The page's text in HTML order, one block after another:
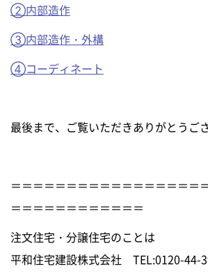
②内部造作
③内部造作・外構
④コーディネート
最後まで、ご覧いただきありがとうご
＝＝＝＝＝＝＝＝＝＝＝＝＝＝＝＝＝
＝＝＝＝＝＝＝＝＝＝＝＝
注文住宅・分譲住宅のことは
平和住宅建設株式会社 TEL:0120-44-